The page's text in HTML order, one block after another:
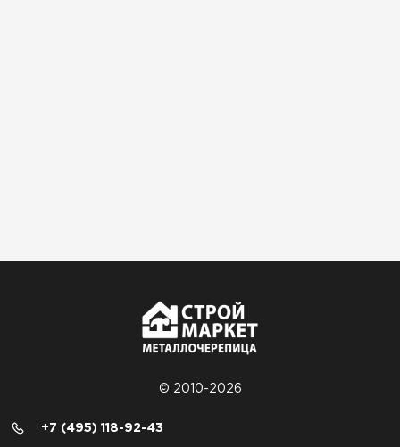
© 2010-2026
+7 (495) 118-92-43